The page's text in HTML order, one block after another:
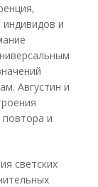
индивидов и
Августин и
и
светских